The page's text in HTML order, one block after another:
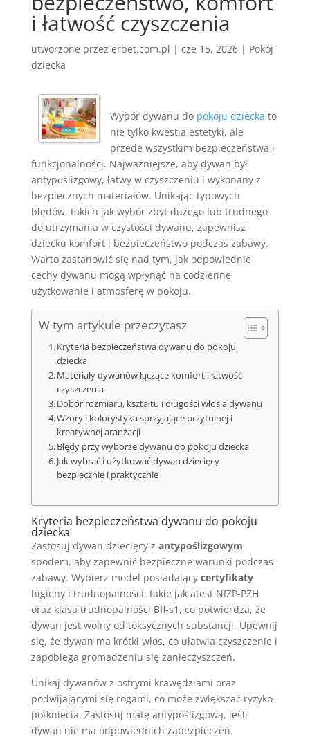
i łatwość czyszczenia
utworzone przez erbet.com.pl | cze 15, 2026| Pokój
dziecka
Wybór dywanu do pokoju dziecka to
nie tylko kwestia estetyki, ale
przede wszystkim bezpieczeństwa i
funkcjonalności. Najważniejsze, aby dywan był
antypоślizgowy, łatwy w czyszczeniu i wykonany z
bezpiecznych materiałów. Unikając typowych
błędów, takich jak wybór zbyt dużego lub trudnego
do utrzymania w czystości dywanu, zapewnisz
dziecku komfort i bezpieczeństwo podczas zabawy.
Warto zastanowić się nad tym, jak odpowiednie
cechy dywanu mogą wpłynąć na codzienne
użytkowanie i atmosferę w pokoju.
W tym artykule przeczytasz
Kryteria bezpieczeństwa dywanu do pokoju
dziecka
Materiały dywanów łączące komfort i łatwość
czyszczenia
Dobór rozmiaru, kształtu i długości włosia dywanu
Wzory i kolorystyka sprzyjające przytulnej i
kreatywnej aranżacji
Błędy przy wyborze dywanu do pokoju dziecka
Jak wybrać i użytkować dywan dziecięcy
bezpiecznie i praktycznie
Kryteria bezpieczeństwa dywanu do pokoju
dziecka
Zastosuj dywan dziecięcy z antypoślizgowym
spodem, aby zapewnić bezpieczne warunki podczas
zabawy. Wybierz model posiadający certyfikaty
higieny i trudnopalności, takie jak atest NIZP-PZH
oraz klasa trudnopalności Bfl-s1, co potwierdza, że
dywan jest wolny od toksycznych substancji. Upewnij
się, że dywan ma krótki włos, co ułatwia czyszczenie i
zapobiega gromadzeniu się zanieczyszczeń.
Unikaj dywanów z ostrymi krawędziami oraz
podwijającymi się rogami, co może zwiększać ryzyko
potknięcia. Zastosuj matę antypoślizgową, jeśli
dywan nie ma odpowiednich zabezpieczeń.